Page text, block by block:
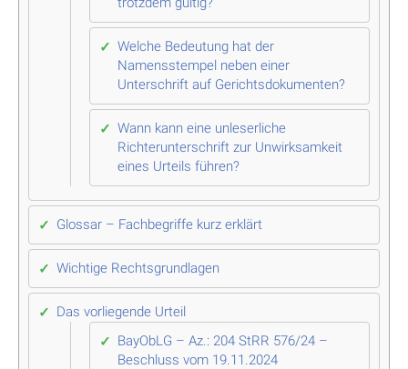
Welche Bedeutung hat der
Namensstempel neben einer
Unterschrift auf Gerichtsdokumenten?
Wann kann eine unleserliche
Richterunterschrift zur Unwirksamkeit
eines Urteils führen?
Glossar – Fachbegriffe kurz erklärt
Wichtige Rechtsgrundlagen
Das vorliegende Urteil
BayObLG – Az.: 204 StRR 576/24 –
Beschluss vom 19.11.2024